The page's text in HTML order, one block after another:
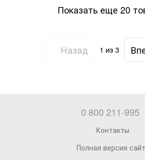
Показать еще 20
Назад 1 из 3
0 800 211-995
Контакты
Полная версия